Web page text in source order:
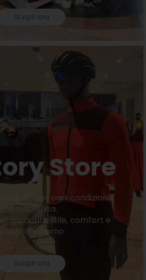
Scopri ora
Store
perfetti per ogni condizione
atmosferica.
garantirti stile, comfort e
caldo d’ inverno
Scopri ora